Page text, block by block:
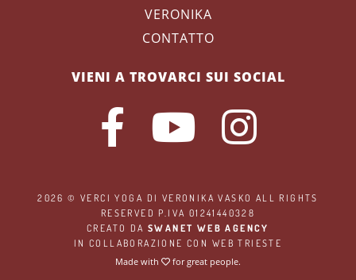
VERONIKA
CONTATTO
VIENI A TROVARCI SUI SOCIAL
2026 ©VERCI YOGA DI VERONIKA VASKO ALL RIGHTS
RESERVED P.IVA 01241440328
CREATO DASWANET WEB AGENCY
IN COLLABORAZIONE CON WEB TRIESTE
Made with
for great people.